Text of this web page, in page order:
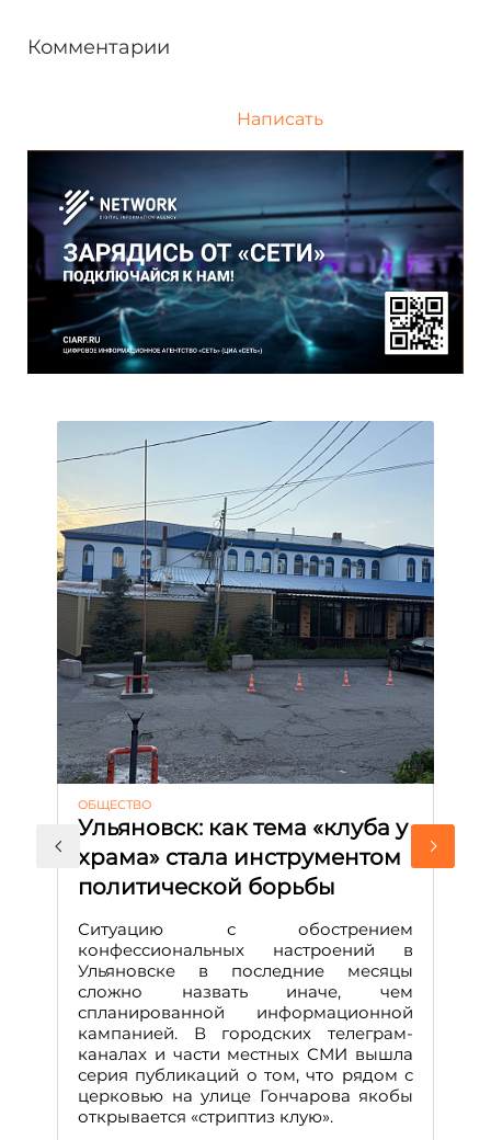
Комментарии
Написать
ОБЩЕСТВО
Ульяновск: как тема «клуба у
храма» стала инструментом
политической борьбы
Ситуацию с обострением
конфессиональных настроений в
Ульяновске в последние месяцы
сложно назвать иначе, чем
спланированной информационной
кампанией. В городских телеграм-
каналах и части местных СМИ вышла
серия публикаций о том, что рядом с
церковью на улице Гончарова якобы
открывается «стриптиз клую».